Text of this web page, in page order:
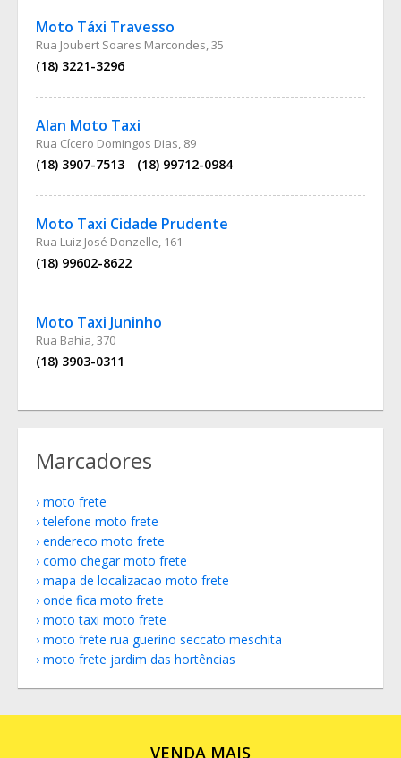
Moto Táxi Travesso
Rua Joubert Soares Marcondes, 35
(18) 3221-3296
Alan Moto Taxi
Rua Cícero Domingos Dias, 89
(18) 3907-7513 (18) 99712-0984
Moto Taxi Cidade Prudente
Rua Luiz José Donzelle, 161
(18) 99602-8622
Moto Taxi Juninho
Rua Bahia, 370
(18) 3903-0311
Marcadores
moto frete
telefone moto frete
endereco moto frete
como chegar moto frete
mapa de localizacao moto frete
onde fica moto frete
moto taxi moto frete
moto frete rua guerino seccato meschita
moto frete jardim das hortências
VENDA MAIS